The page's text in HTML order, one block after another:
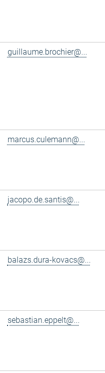
guillaume.brochier@...
marcus.culemann@...
jacopo.de.santis@...
balazs.dura-kovacs@...
sebastian.eppelt@...